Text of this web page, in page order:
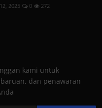
2025 0 272
kami untuk
dan penawaran